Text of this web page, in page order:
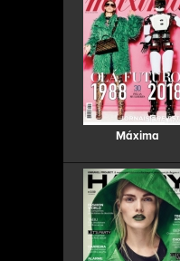
Máxima